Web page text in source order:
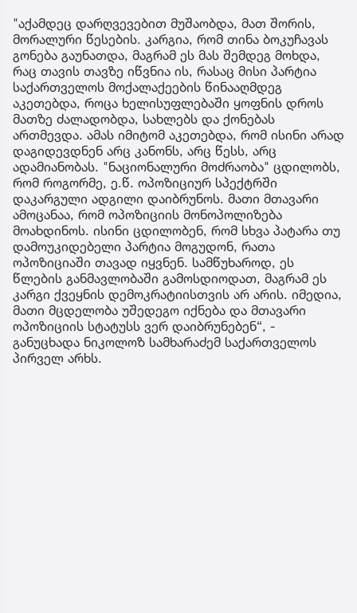
"აქამდეც დარღვევებით მუშაობდა, მათ შორის,
მორალური წესების. კარგია, რომ თინა ბოკუჩავას
გონება გაუნათდა, მაგრამ ეს მას შემდეგ მოხდა,
რაც თავის თავზე იწვნია ის, რასაც მისი პარტია
საქართველოს მოქალაქეების წინააღმდეგ
აკეთებდა, როცა ხელისუფლებაში ყოფნის დროს
მათზე ძალადობდა, სახლებს და ქონებას
ართმევდა. ამას იმიტომ აკეთებდა, რომ ისინი არად
დაგიდევდნენ არც კანონს, არც წესს, არც
ადამიანობას. "ნაციონალური მოძრაობა" ცდილობს,
რომ როგორმე, ე.წ. ოპოზიციურ სპექტრში
დაკარგული ადგილი დაიბრუნოს. მათი მთავარი
ამოცანაა, რომ ოპოზიციის მონოპოლიზება
მოახდინოს. ისინი ცდილობენ, რომ სხვა პატარა თუ
დამოუკიდებელი პარტია მოგუდონ, რათა
ოპოზიციაში თავად იყვნენ. სამწუხაროდ, ეს
წლების განმავლობაში გამოსდიოდათ, მაგრამ ეს
კარგი ქვეყნის დემოკრატიისთვის არ არის. იმედია,
მათი მცდელობა უშედეგო იქნება და მთავარი
ოპოზიციის სტატუსს ვერ დაიბრუნებენ“, -
განუცხადა ნიკოლოზ სამხარაძემ საქართველოს
პირველ არხს.